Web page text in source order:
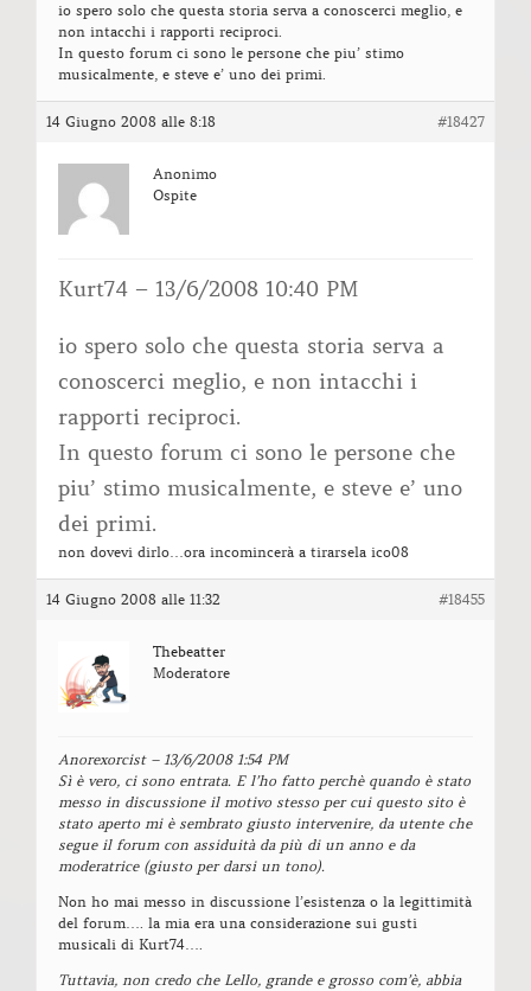
io spero solo che questa storia serva a conoscerci meglio, e
non intacchi i rapporti reciproci.
In questo forum ci sono le persone che piu’ stimo
musicalmente, e steve e’ uno dei primi.
14 Giugno 2008 alle 8:18 #18427
Anonimo
Ospite
Kurt74 – 13/6/2008 10:40 PM
io spero solo che questa storia serva a
conoscerci meglio, e non intacchi i
rapporti reciproci.
In questo forum ci sono le persone che
piu’ stimo musicalmente, e steve e’ uno
dei primi.
non dovevi dirlo…ora incomincerà a tirarsela ico08
14 Giugno 2008 alle 11:32 #18455
Thebeatter
Moderatore
Anorexorcist – 13/6/2008 1:54 PM
Sì è vero, ci sono entrata. E l’ho fatto perchè quando è stato
messo in discussione il motivo stesso per cui questo sito è
stato aperto mi è sembrato giusto intervenire, da utente che
segue il forum con assiduità da più di un anno e da
moderatrice (giusto per darsi un tono).
Non ho mai messo in discussione l’esistenza o la legittimità
del forum…. la mia era una considerazione sui gusti
musicali di Kurt74….
Tuttavia, non credo che Lello, grande e grosso com’è, abbia